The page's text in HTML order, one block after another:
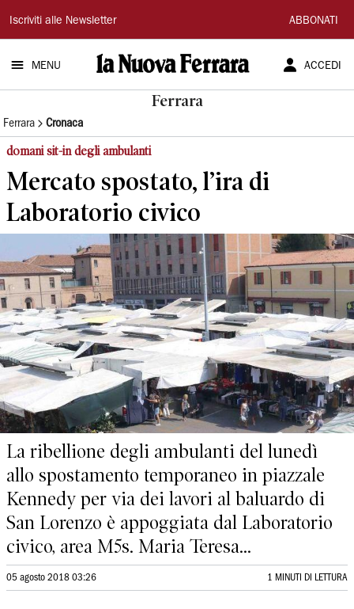
La
Nuova
Ferrara
Iscriviti alle Newsletter ABBONATI
MENU ACCEDI
Ferrara
Ferrara Cronaca
domani sit-in degli ambulanti
Mercato spostato, l’ira di
Laboratorio civico
La ribellione degli ambulanti del lunedì
allo spostamento temporaneo in piazzale
Kennedy per via dei lavori al baluardo di
San Lorenzo è appoggiata dal Laboratorio
civico, area M5s. Maria Teresa...
05 agosto 2018 03:26 1 MINUTI DI LETTURA